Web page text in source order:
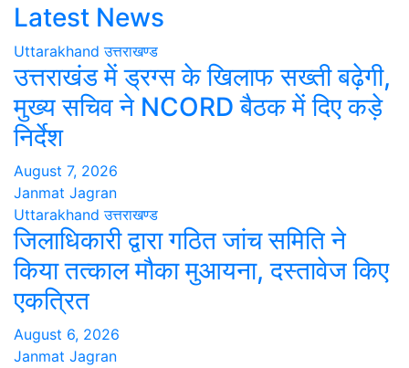
Latest News
Uttarakhand उत्तराखण्ड
उत्तराखंड में ड्रग्स के खिलाफ सख्ती बढ़ेगी,
मुख्य सचिव ने NCORD बैठक में दिए कड़े
निर्देश
August 7, 2026
Janmat Jagran
Uttarakhand उत्तराखण्ड
जिलाधिकारी द्वारा गठित जांच समिति ने
किया तत्काल मौका मुआयना, दस्तावेज किए
एकत्रित
August 6, 2026
Janmat Jagran